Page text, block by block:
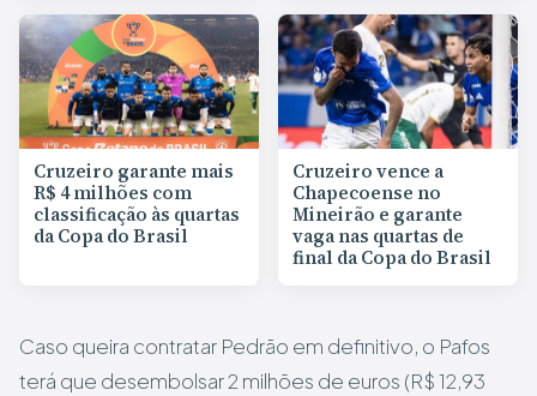
Cruzeiro garante mais
R$ 4 milhões com
classificação às quartas
da Copa do Brasil
Cruzeiro vence a
Chapecoense no
Mineirão e garante
vaga nas quartas de
final da Copa do Brasil
Caso queira contratar Pedrão em definitivo, o Pafos
terá que desembolsar 2 milhões de euros (R$ 12,93